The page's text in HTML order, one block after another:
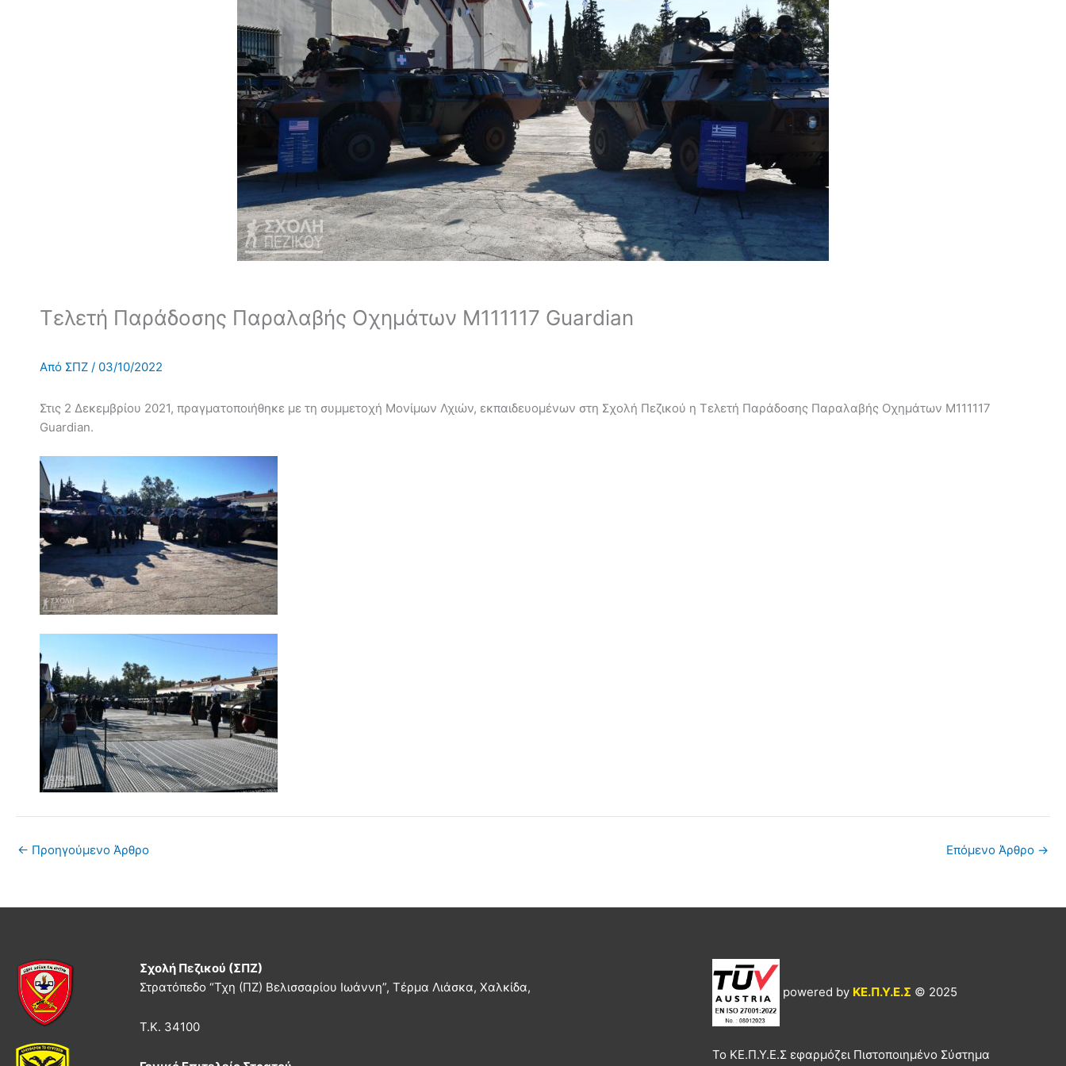
Τελετή Παράδοσης Παραλαβής Οχημάτων Μ111117 Guardian
Από ΣΠΖ / 03/10/2022
Στις 2 Δεκεμβρίου 2021, πραγματοποιήθηκε με τη συμμετοχή Μονίμων Λχιών, εκπαιδευομένων στη Σχολή Πεζικού η Τελετή Παράδοσης Παραλαβής Οχημάτων Μ111117
Guardian.
← Προηγούμενο Άρθρο Επόμενο Άρθρο →
Σχολή Πεζικού (ΣΠΖ)
Στρατόπεδο “Τχη (ΠΖ) Βελισσαρίου Ιωάννη”, Τέρμα Λιάσκα, Χαλκίδα,
Τ.Κ. 34100
powered by ΚΕ.Π.Υ.Ε.Σ © 2025
Το ΚΕ.Π.Υ.Ε.Σ εφαρμόζει Πιστοποιημένο Σύστημα